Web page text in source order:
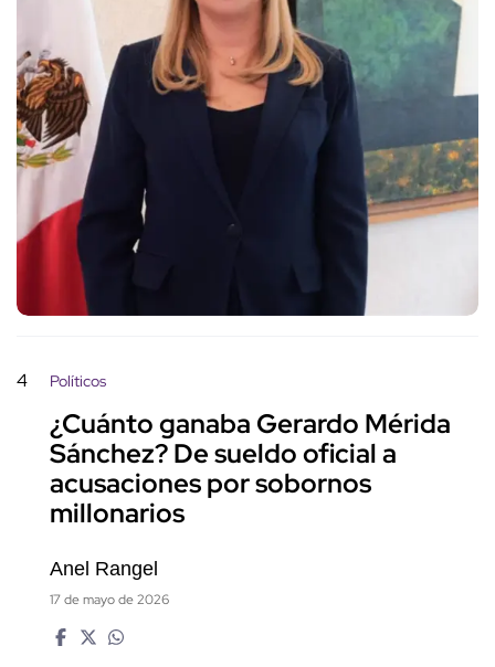
4 Políticos
¿Cuánto ganaba Gerardo Mérida
Sánchez? De sueldo oficial a
acusaciones por sobornos
millonarios
Anel Rangel
17 de mayo de 2026